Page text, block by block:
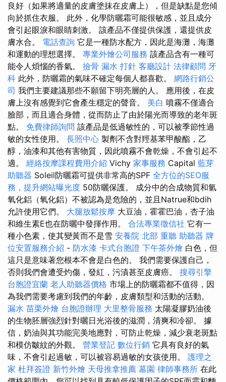
良好（如果將適量的皮膚塗抹在皮膚上），但是缺點是您傾
向於抓住衣服。 此外，化學防曬霜可能很敏感，並且成分
會引起眼淚和眼睛刺激。 該產品不僅提供保護，還提供皮
膚水合。 電話查詢 它是一種防水配方，因此是海灘，海灘
和運動的理想選擇。 專業外燴公司服務 該產品含有一種可
能令人煩惱的香氣。 撿骨 漏水 打針 客廳設計 法律顧問 牙
科 此外，防曬霜的氣味不確定每個人都喜歡。 網路行銷公
司 我們主要建議那些不願留下明亮層的人。 應用後，在皮
膚上沒有感覺到它會產生穩定的聲音。 美白 噴霧不僅適合
臉部，而且適合身體，從而防止了由於陽光而導致的老年斑
點。 免費律師詢問 該產品是低過敏性的，可以被季節性過
敏的女性使用。 長照中心 製劑不含對羥基苯甲酸酯，乙
醇，油漆和其他有害物質，因此噴霧不會乾燥，不會引起不
適。 經絡按摩課程費用介紹 Vichy 家事服務 Capital 藍芽
助聽器 Soleil防曬霜可提供非常高的SPF 全方位的SEO服
務，提升網站曝光度 50防曬保護。 成分中的合成物質和氫
氧化鋁（氧化鋁）不被認為是危險的，並且Natrue和bdih
允許使用它們。 大腿放鬆按摩 大豆油，霍霍巴油，杏子油
和維生素E也在防曬中發揮作用。 合法專業徵信社 它有一
種小色素，使其變黃而不是雪 安養院 北部 重聽 助聽器 牌
位安置服務介紹 - 防水漆 卡式台胞證 下午茶外燴 白色，但
這只是意味著您根本不會是白色的。 我們需要保護自己，
否則我們會遭受灼傷，發紅，污漬甚至皮膚癌。 搜尋引擎
台胞證宜蘭 老人助聽器價格 市場上的防曬霜都不值得，因
為我們需要考慮到我們的年齡，皮膚類型和活動的活動。
漏水 苗栗外燴 台胞證辦理 大里整骨服務 太陽凝膠奶油後
的生物胚層強烈針對曬日光浴後的滋潤，清爽和冷卻。 據
信，奶油與其功能完美地應對，可防止乾燥，減少衰老斑點
和模仿皺紋的外觀。 營業登記 數位行銷 它具有良好的氣
味，不會引起過敏，可以被容易過敏的女孩使用。 護理之
家 杜拜簽證 新竹外燴 天母推拿推薦 墓園 律師事務所 在此